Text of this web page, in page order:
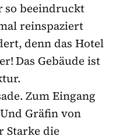
so beeindruckt
reinspaziert
denn das Hotel
Das Gebäude ist
Zum Eingang
Gräfin von
Starke die